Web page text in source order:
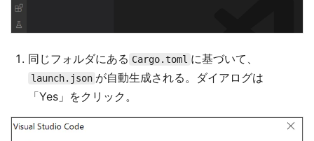
同じフォルダにある Cargo.toml に基づいて、
launch.json が自動生成される。ダイアログは
「Yes」をクリック。